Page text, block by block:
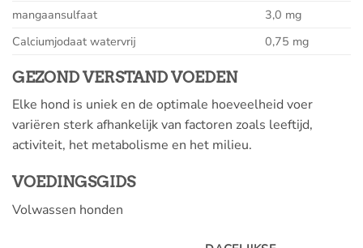
mangaansulfaat
3,0 mg
Calciumjodaat watervrij
0,75 mg
GEZOND VERSTAND VOEDEN
Elke hond is uniek en de optimale hoeveelheid voer
variëren sterk afhankelijk van factoren zoals leeftijd,
activiteit, het metabolisme en het milieu.
VOEDINGSGIDS
Volwassen honden